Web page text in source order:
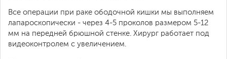
Все операции при раке ободочной кишки мы выполняем
лапароскопически - через 4-5 проколов размером 5-12
мм на передней брюшной стенке. Хирург работает под
видеоконтролем с увеличением.